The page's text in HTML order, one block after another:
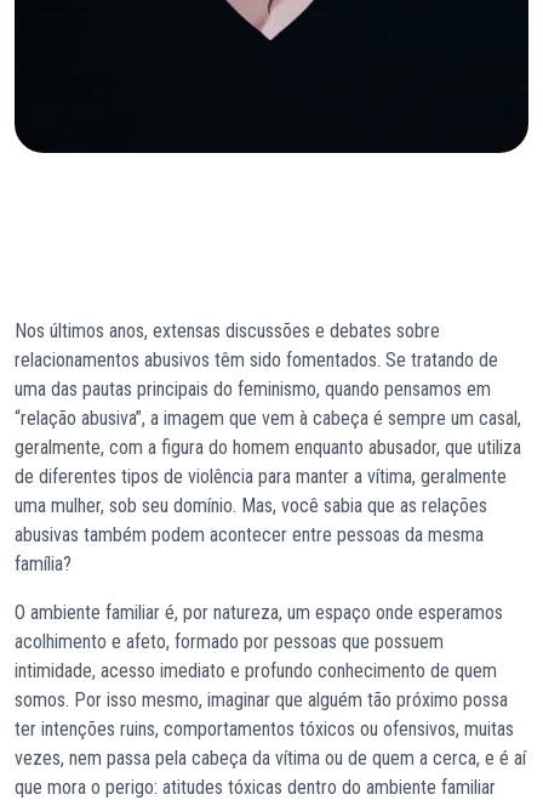
Nos últimos anos, extensas discussões e debates sobre
relacionamentos abusivos têm sido fomentados. Se tratando de
uma das pautas principais do feminismo, quando pensamos em
“relação abusiva”, a imagem que vem à cabeça é sempre um casal,
geralmente, com a figura do homem enquanto abusador, que utiliza
de diferentes tipos de violência para manter a vítima, geralmente
uma mulher, sob seu domínio. Mas, você sabia que as relações
abusivas também podem acontecer entre pessoas da mesma
família?
O ambiente familiar é, por natureza, um espaço onde esperamos
acolhimento e afeto, formado por pessoas que possuem
intimidade, acesso imediato e profundo conhecimento de quem
somos. Por isso mesmo, imaginar que alguém tão próximo possa
ter intenções ruins, comportamentos tóxicos ou ofensivos, muitas
vezes, nem passa pela cabeça da vítima ou de quem a cerca, e é aí
que mora o perigo: atitudes tóxicas dentro do ambiente familiar